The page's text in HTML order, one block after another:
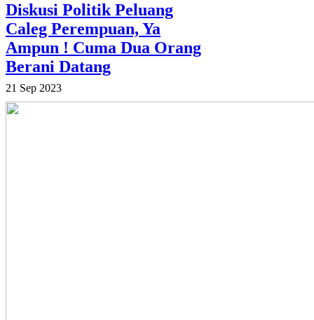
Diskusi Politik Peluang
Caleg Perempuan, Ya
Ampun ! Cuma Dua Orang
Berani Datang
21 Sep 2023